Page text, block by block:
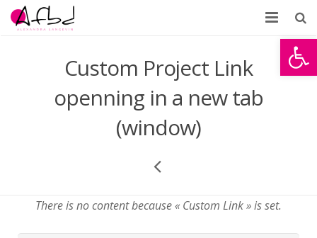
Ouvrir
News
Custom Project Link
openning in a new tab
(window)
There is no content because « Custom Link » is set.